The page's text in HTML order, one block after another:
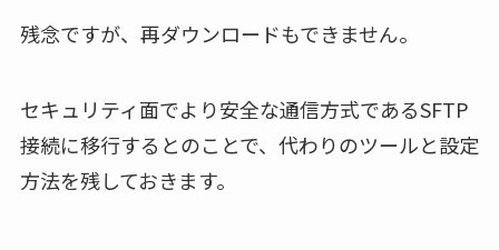
残念ですが、再ダウンロードもできません。
セキュリティ面でより安全な通信方式であるSFTP
接続に移行するとのことで、代わりのツールと設定
方法を残しておきます。